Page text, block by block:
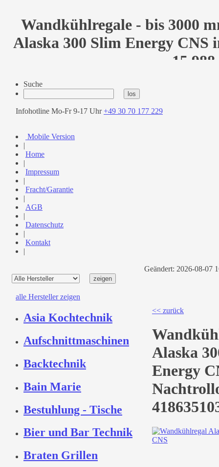
Wandkühlregale - bis 3000
Alaska 300 Slim Energy
Suche
Infohotline Mo-Fr 9-17 Uhr+49 30 70 177 229
Mobile Version
|
Home
|
Impressum
|
Fracht/Garantie
|
AGB
|
Datenschutz
|
Kontakt
|
alle Hersteller zeigen
Asia Kochtechnik
Aufschnittmaschinen
Backtechnik
Bain Marie
Bestuhlung - Tische
Bier und Bar Technik
Braten Grillen
Geändert: 2026-08-07
<< zurück
Alaska
Energy